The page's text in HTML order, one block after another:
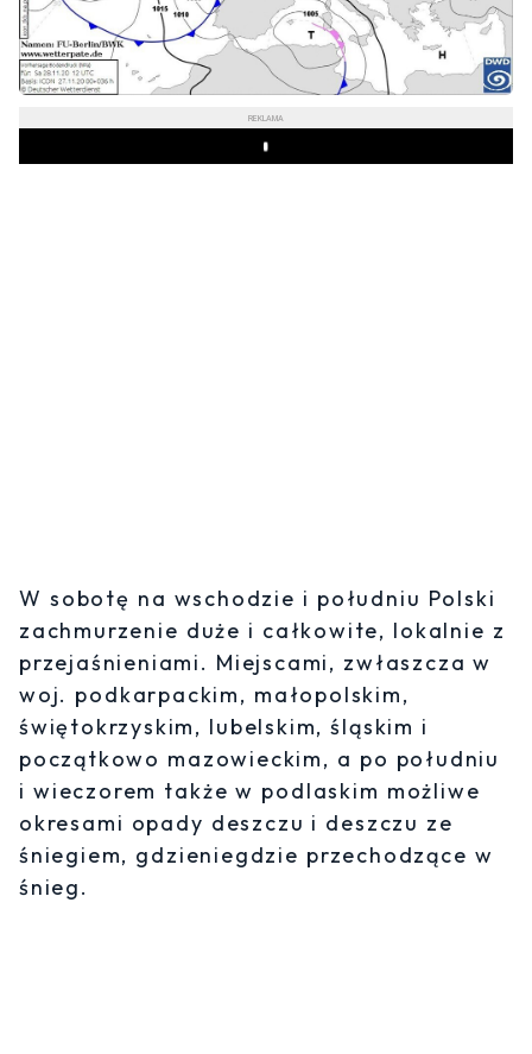
REKLAMA
Play
W sobotę na wschodzie i południu Polski
zachmurzenie duże i całkowite, lokalnie z
przejaśnieniami. Miejscami, zwłaszcza w
woj. podkarpackim, małopolskim,
świętokrzyskim, lubelskim, śląskim i
początkowo mazowieckim, a po południu
i wieczorem także w podlaskim możliwe
okresami opady deszczu i deszczu ze
śniegiem, gdzieniegdzie przechodzące w
śnieg.